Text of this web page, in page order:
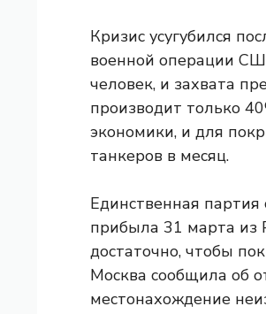
Кризис усугубился
военной операции
человек, и захвата
производит только
экономики, и для
танкеров в месяц.
Единственная
прибыла 31 марта из
достаточно, чтобы
Москва сообщила об
местонахождение